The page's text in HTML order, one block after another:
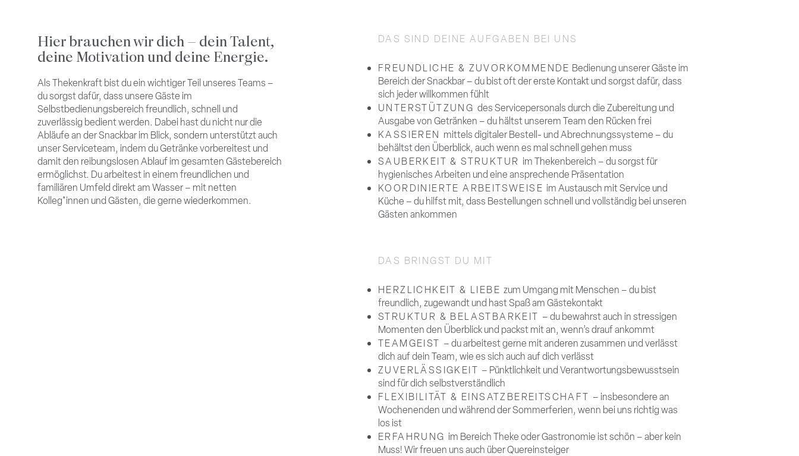
Hier brauchen wir dich – dein Talent,
deine Motivation und deine Energie.
Als Thekenkraft bist du ein wichtiger Teil unseres Teams –
du sorgst dafür, dass unsere Gäste im
Selbstbedienungsbereich freundlich, schnell und
zuverlässig bedient werden. Dabei hast du nicht nur die
Abläufe an der Snackbar im Blick, sondern unterstützt auch
unser Serviceteam, indem du Getränke vorbereitest und
damit den reibungslosen Ablauf im gesamten Gästebereich
ermöglichst. Du arbeitest in einem freundlichen und
familiären Umfeld direkt am Wasser – mit netten
Kolleg*innen und Gästen, die gerne wiederkommen.
DAS SIND DEINE AUFGABEN BEI UNS
FREUNDLICHE & ZUVORKOMMENDE Bedienung unserer Gäste im
Bereich der Snackbar – du bist oft der erste Kontakt und sorgst dafür, dass
sich jeder willkommen fühlt
UNTERSTÜTZUNG des Servicepersonals durch die Zubereitung und
Ausgabe von Getränken – du hältst unserem Team den Rücken frei
KASSIEREN mittels digitaler Bestell- und Abrechnungssysteme – du
behältst den Überblick, auch wenn es mal schnell gehen muss
SAUBERKEIT & STRUKTUR im Thekenbereich – du sorgst für
hygienisches Arbeiten und eine ansprechende Präsentation
KOORDINIERTE ARBEITSWEISE im Austausch mit Service und
Küche – du hilfst mit, dass Bestellungen schnell und vollständig bei unseren
Gästen ankommen
DAS BRINGST DU MIT
HERZLICHKEIT & LIEBEzum Umgang mit Menschen – du bist
freundlich, zugewandt und hast Spaß am Gästekontakt
STRUKTUR & BELASTBARKEIT – du bewahrst auch in stressigen
Momenten den Überblick und packst mit an, wenn’s drauf ankommt
TEAMGEIST – du arbeitest gerne mit anderen zusammen und verlässt
dich auf dein Team, wie es sich auch auf dich verlässt
ZUVERLÄSSIGKEIT – Pünktlichkeit und Verantwortungsbewusstsein
sind für dich selbstverständlich
FLEXIBILITÄT & EINSATZBEREITSCHAFT – insbesondere an
Wochenenden und während der Sommerferien, wenn bei uns richtig was
los ist
ERFAHRUNG im Bereich Theke oder Gastronomie ist schön – aber kein
Muss! Wir freuen uns auch über Quereinsteiger